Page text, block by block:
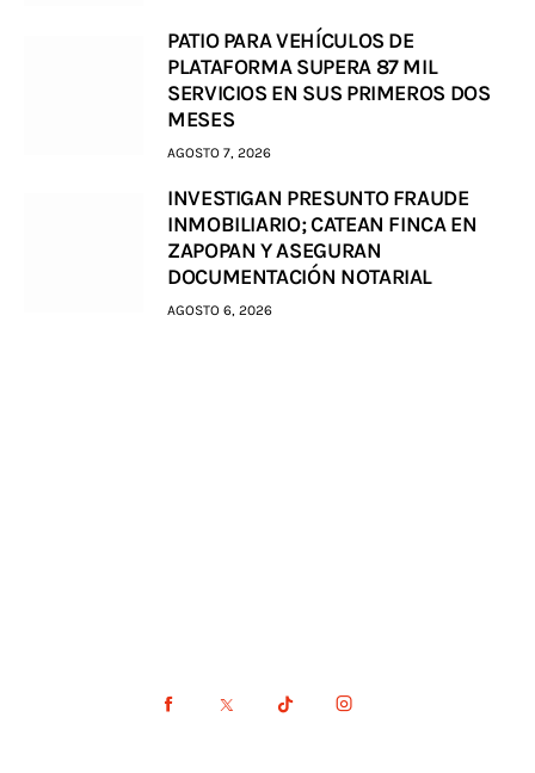
PATIO PARA VEHÍCULOS DE
PLATAFORMA SUPERA 87 MIL
SERVICIOS EN SUS PRIMEROS DOS
MESES
AGOSTO 7, 2026
INVESTIGAN PRESUNTO FRAUDE
INMOBILIARIO; CATEAN FINCA EN
ZAPOPAN Y ASEGURAN
DOCUMENTACIÓN NOTARIAL
AGOSTO 6, 2026